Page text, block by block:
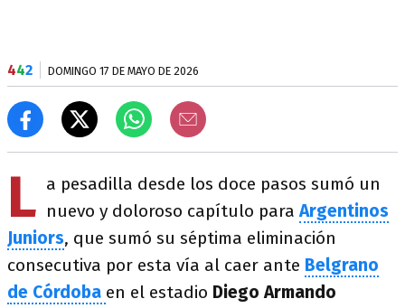
442 DOMINGO 17 DE MAYO DE 2026
L a pesadilla desde los doce pasos sumó un
nuevo y doloroso capítulo paraArgentinos
Juniors, que sumó su séptima eliminación
consecutiva por esta vía al caer ante Belgrano
de Córdoba en el estadio Diego Armando